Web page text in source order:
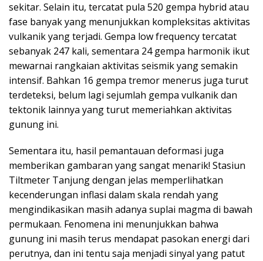
sekitar. Selain itu, tercatat pula 520 gempa hybrid atau
fase banyak yang menunjukkan kompleksitas aktivitas
vulkanik yang terjadi. Gempa low frequency tercatat
sebanyak 247 kali, sementara 24 gempa harmonik ikut
mewarnai rangkaian aktivitas seismik yang semakin
intensif. Bahkan 16 gempa tremor menerus juga turut
terdeteksi, belum lagi sejumlah gempa vulkanik dan
tektonik lainnya yang turut memeriahkan aktivitas
gunung ini.
Sementara itu, hasil pemantauan deformasi juga
memberikan gambaran yang sangat menarik! Stasiun
Tiltmeter Tanjung dengan jelas memperlihatkan
kecenderungan inflasi dalam skala rendah yang
mengindikasikan masih adanya suplai magma di bawah
permukaan. Fenomena ini menunjukkan bahwa
gunung ini masih terus mendapat pasokan energi dari
perutnya, dan ini tentu saja menjadi sinyal yang patut